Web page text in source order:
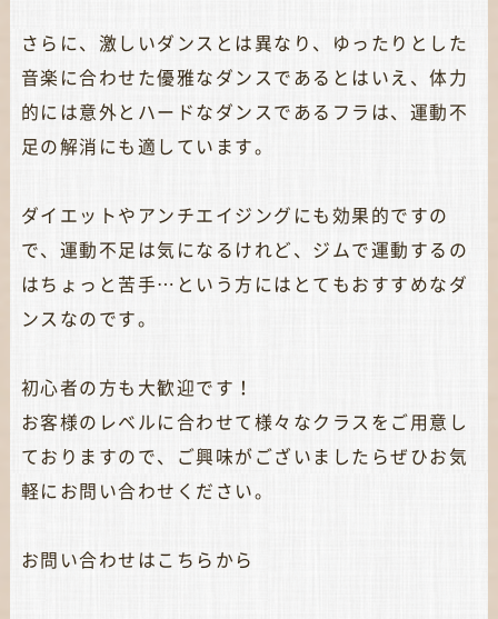
さらに、激しいダンスとは異なり、ゆったりとした
音楽に合わせた優雅なダンスであるとはいえ、体力
的には意外とハードなダンスであるフラは、運動不
足の解消にも適しています。
ダイエットやアンチエイジングにも効果的ですの
で、運動不足は気になるけれど、ジムで運動するの
はちょっと苦手…という方にはとてもおすすめなダ
ンスなのです。
初心者の方も大歓迎です！
お客様のレベルに合わせて様々なクラスをご用意し
ておりますので、ご興味がございましたらぜひお気
軽にお問い合わせください。
お問い合わせはこちらから